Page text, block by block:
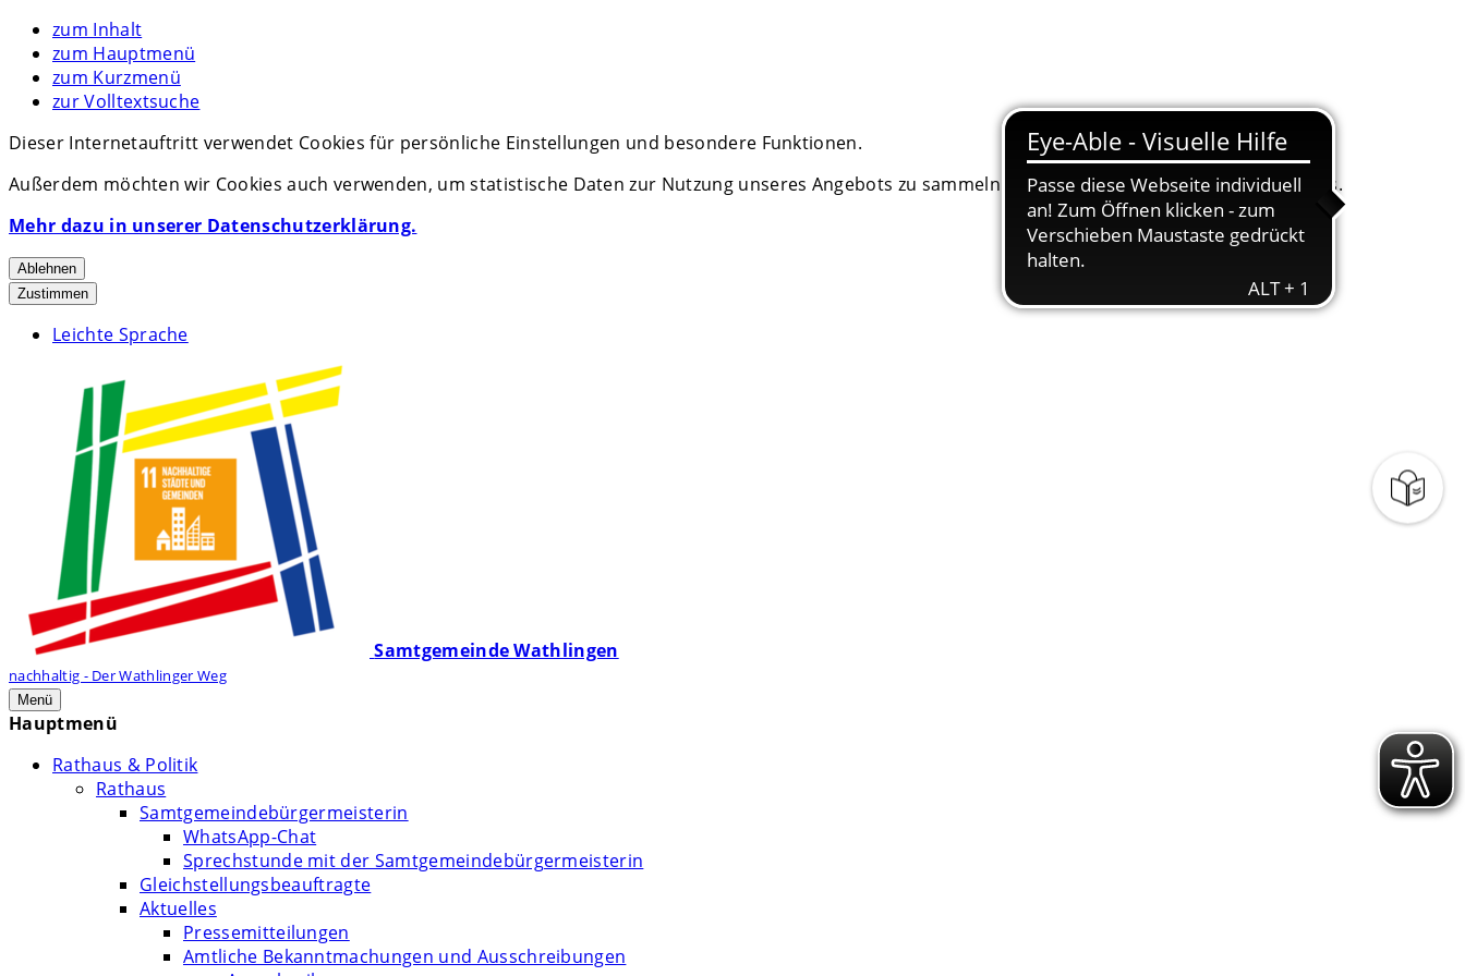
zum Inhalt
zum Hauptmenü
zum Kurzmenü
zur Volltextsuche
Dieser Internetauftritt verwendet Cookies für persönliche Einstellungen und besondere Funktionen.
Außerdem möchten wir Cookies auch verwenden, um statistische Daten zur Nutzung unseres Angebots zu sammeln. Dafür bitten wir um Ihr Einverständnis.
Mehr dazu in unserer Datenschutzerklärung.
Ablehnen
Zustimmen
Leichte Sprache
Samtgemeinde Wathlingen
nachhaltig - Der Wathlinger Weg
Menü
Hauptmenü
Rathaus & Politik
Rathaus
Samtgemeindebürgermeisterin
WhatsApp-Chat
Sprechstunde mit der Samtgemeindebürgermeisterin
Gleichstellungsbeauftragte
Aktuelles
Pressemitteilungen
Amtliche Bekanntmachungen und Ausschreibungen